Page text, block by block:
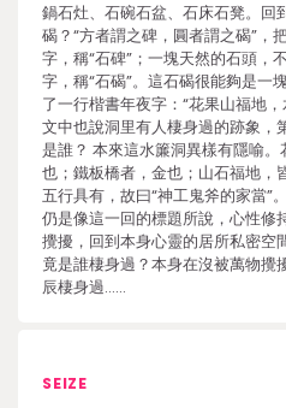
鍋石灶、石碗石盆、石床石凳。回
碣？“方者謂之碑，圓者謂之碣”，
字，稱“石碑”；一塊天然的石頭，
字，稱“石碣”。這石碣很能夠是一
了一行楷書年夜字：“花果山福地
文中也說洞里有人棲身過的跡象，
是誰？ 本來這水簾洞異樣有隱喻
也；鐵板橋者，金也；山石福地，
五行具有，故曰“神工鬼斧的家當”
仍是像這一回的標題所說，心性修
攪擾，回到本身心靈的居所私密空
竟是誰棲身過？本身在沒被萬物攪
辰棲身過……
SEIZE